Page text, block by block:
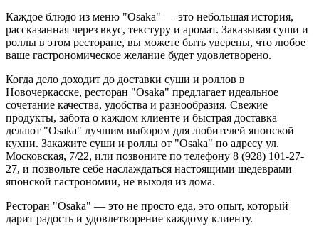
Каждое блюдо из меню "Osaka" — это небольшая история,
рассказанная через вкус, текстуру и аромат. Заказывая суши и
роллы в этом ресторане, вы можете быть уверены, что любое
ваше гастрономическое желание будет удовлетворено.
Когда дело доходит до доставки суши и роллов в
Новочеркасске, ресторан "Osaka" предлагает идеальное
сочетание качества, удобства и разнообразия. Свежие
продукты, забота о каждом клиенте и быстрая доставка
делают "Osaka" лучшим выбором для любителей японской
кухни. Закажите суши и роллы от "Osaka" по адресу ул.
Московская, 7/22, или позвоните по телефону 8 (928) 101-27-
27, и позвольте себе наслаждаться настоящими шедеврами
японской гастрономии, не выходя из дома.
Ресторан "Osaka" — это не просто еда, это опыт, который
дарит радость и удовлетворение каждому клиенту.